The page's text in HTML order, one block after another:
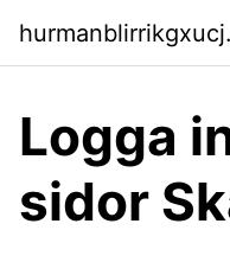
Logga
sidor